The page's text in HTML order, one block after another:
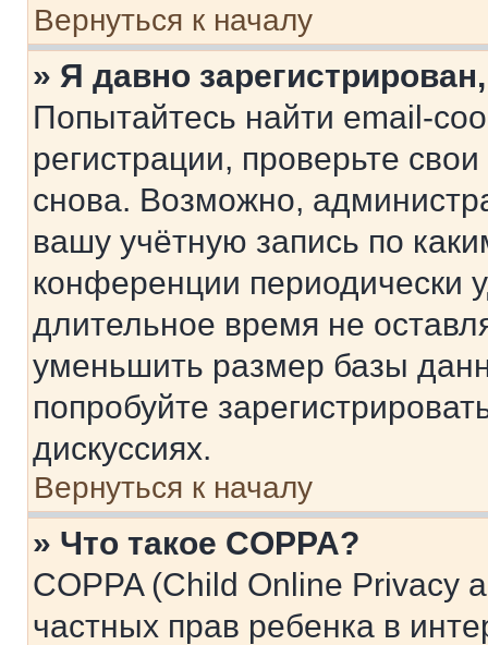
Вернуться к началу
» Я давно
Попытайтесь найти email-
регистрации, проверьте
снова. Возможно,
вашу учётную запись по
конференции периодически
длительное время не
уменьшить размер базы
попробуйте
дискуссиях.
Вернуться к началу
» Что такое COPPA?
COPPA (Child Online Privacy
частных прав ребенка в